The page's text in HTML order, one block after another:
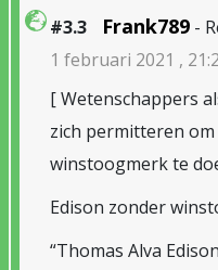
#3.3 Frank789 -
1 februari 2021 ,
[ Wetenschappers
zich permitteren
winstoogmerk te
Edison zonder
“Thomas Alva